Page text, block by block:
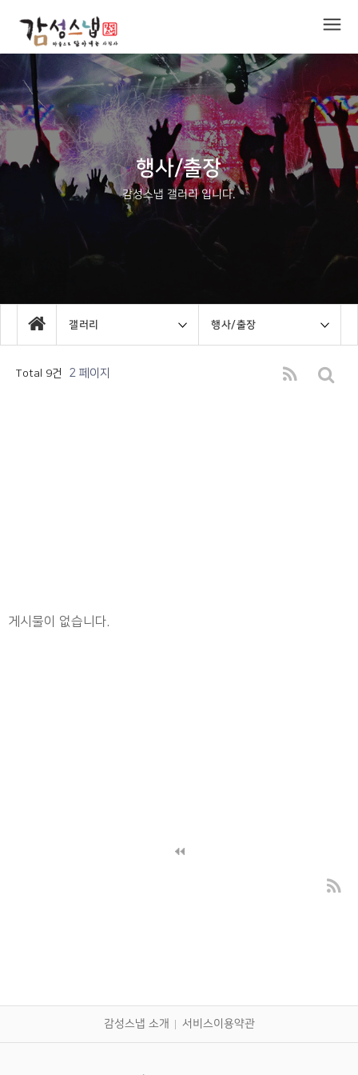
행사/출장
감성스냅 갤러리 입니다.
갤러리 행사/출장
Total 9건 2 페이지
게시물이 없습니다.
감성스냅 소개 서비스이용약관